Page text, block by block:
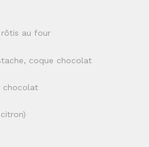
rôtis au four
coque chocolat
chocolat